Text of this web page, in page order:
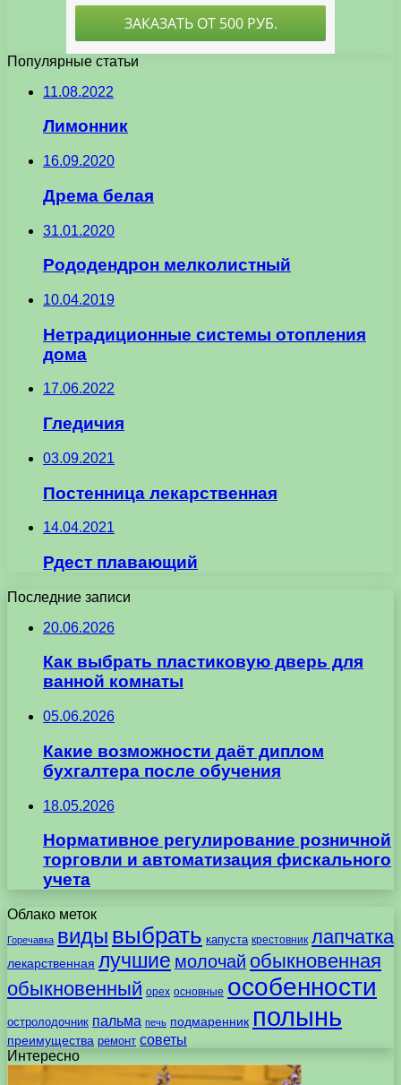
Популярные статьи
11.08.2022
Лимонник
16.09.2020
Дрема белая
31.01.2020
Рододендрон мелколистный
10.04.2019
Нетрадиционные системы отопления
дома
17.06.2022
Гледичия
03.09.2021
Постенница лекарственная
14.04.2021
Рдест плавающий
Последние записи
20.06.2026
Как выбрать пластиковую дверь для
ванной комнаты
05.06.2026
Какие возможности даёт диплом
бухгалтера после обучения
18.05.2026
Нормативное регулирование розничной
торговли и автоматизация фискального
учета
Облако меток
Горечавка виды выбрать капуста крестовник лапчатка
лекарственная лучшие молочай обыкновенная
обыкновенный орех основные особенности
остролодочник пальма печь подмаренник полынь
преимущества ремонт советы
Интересно